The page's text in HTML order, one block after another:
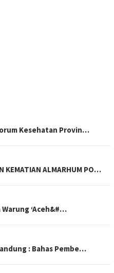
Kesehatan Provin…
KEMATIAN ALMARHUM PO…
‘Aceh&#…
: Bahas Pembe…